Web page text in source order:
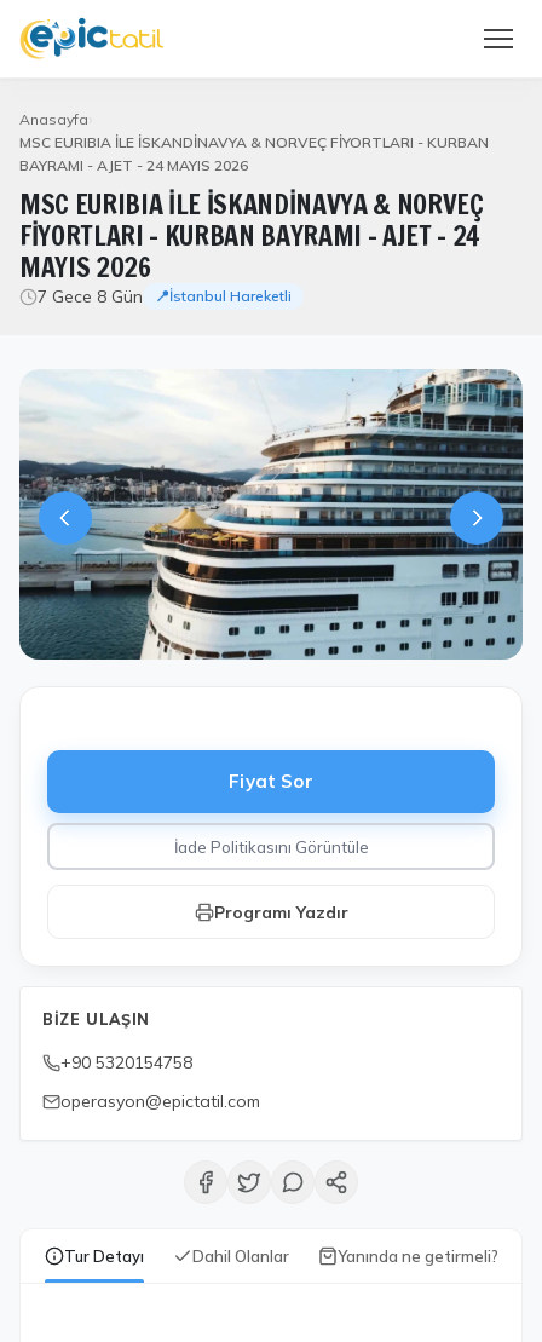
Anasayfa
MSC EURIBIA İLE İSKANDİNAVYA & NORVEÇ FİYORTLARI - KURBAN
BAYRAMI - AJET - 24 MAYIS 2026
MSC EURIBIA İLE İSKANDİNAVYA & NORVEÇ
FİYORTLARI - KURBAN BAYRAMI - AJET - 24
MAYIS 2026
7 Gece 8 Gün 📍İstanbul Hareketli
Tur Detayı Dahil Olanlar Yanında ne getirmeli?
Fiyat Sor
İade Politikasını Görüntüle
Programı Yazdır
BIZE ULAŞIN
+90 5320154758
operasyon@epictatil.com